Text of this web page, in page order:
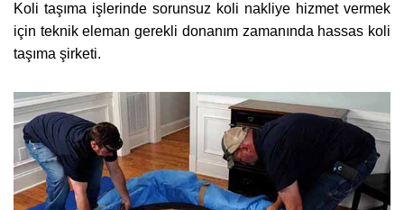
Koli taşıma işlerinde sorunsuz koli nakliye hizmet vermek
için teknik eleman gerekli donanım zamanında hassas koli
taşıma şirketi.